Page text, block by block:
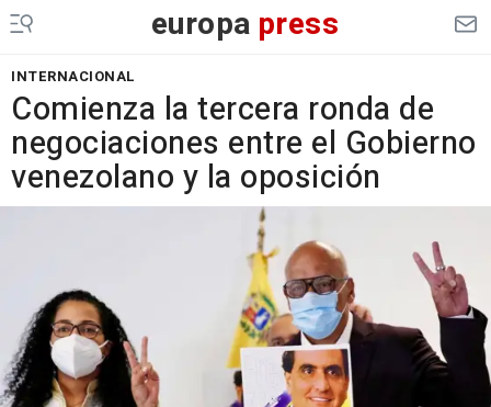
europa press
INTERNACIONAL
Comienza la tercera ronda de
negociaciones entre el Gobierno
venezolano y la oposición